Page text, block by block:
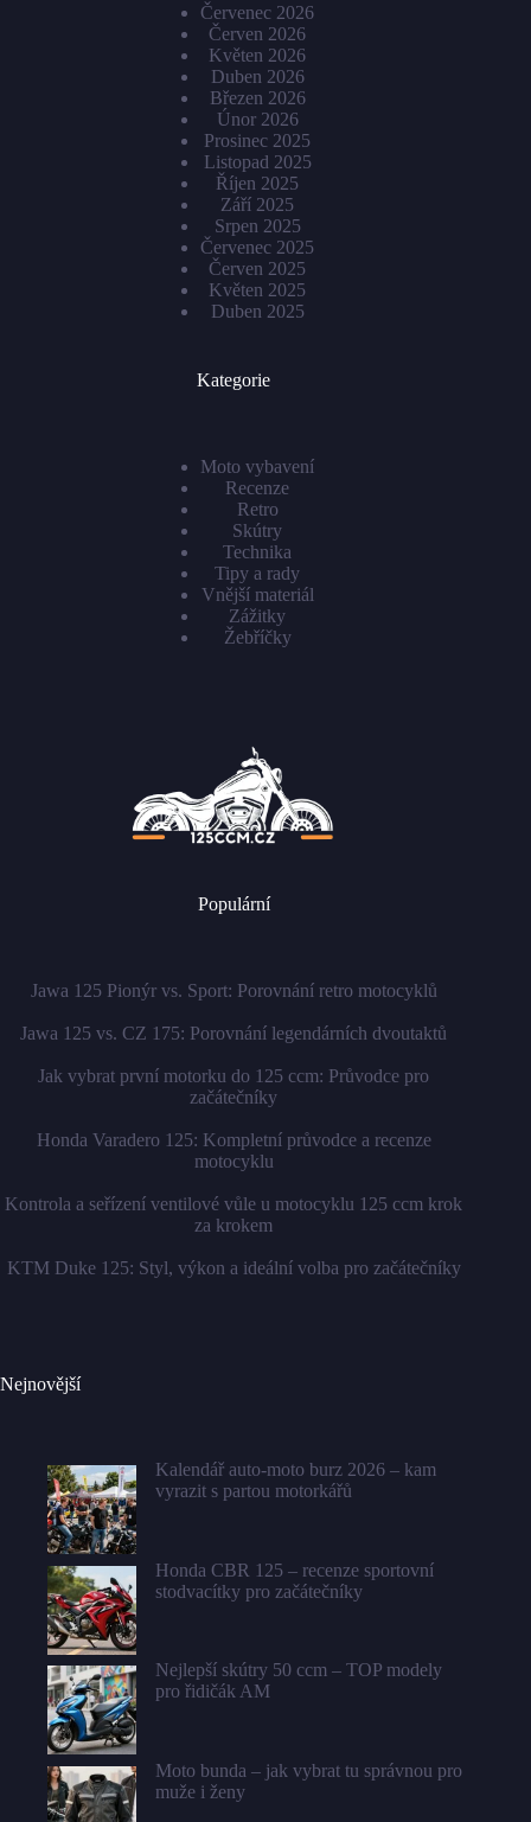
Červenec 2026
Červen 2026
Květen 2026
Duben 2026
Březen 2026
Únor 2026
Prosinec 2025
Listopad 2025
Říjen 2025
Září 2025
Srpen 2025
Červenec 2025
Červen 2025
Květen 2025
Duben 2025
Kategorie
Moto vybavení
Recenze
Retro
Skútry
Technika
Tipy a rady
Vnější materiál
Zážitky
Žebříčky
Populární
Jawa 125 Pionýr vs. Sport: Porovnání retro motocyklů
Jawa 125 vs. CZ 175: Porovnání legendárních dvoutaktů
Jak vybrat první motorku do 125 ccm: Průvodce pro
začátečníky
Honda Varadero 125: Kompletní průvodce a recenze
motocyklu
Kontrola a seřízení ventilové vůle u motocyklu 125 ccm krok
za krokem
KTM Duke 125: Styl, výkon a ideální volba pro začátečníky
Nejnovější
Kalendář auto-moto burz 2026 – kam
vyrazit s partou motorkářů
Honda CBR 125 – recenze sportovní
stodvacítky pro začátečníky
Nejlepší skútry 50 ccm – TOP modely
pro řidičák AM
Moto bunda – jak vybrat tu správnou pro
muže i ženy